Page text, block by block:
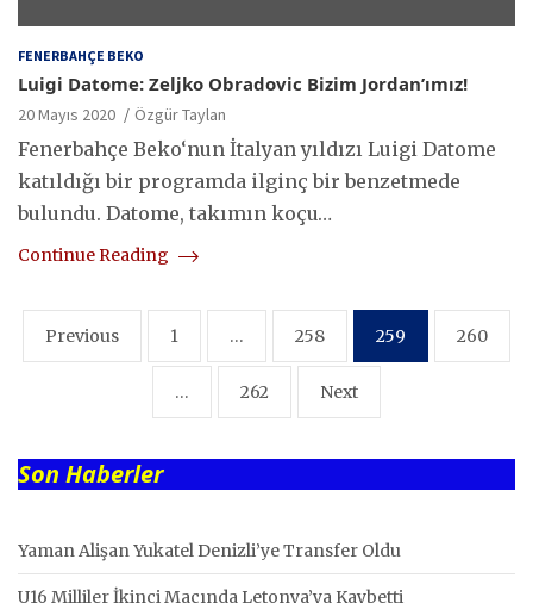
FENERBAHÇE BEKO
Luigi Datome: Zeljko Obradovic Bizim Jordan’ımız!
20 Mayıs 2020 Özgür Taylan
Fenerbahçe Beko‘nun İtalyan yıldızı Luigi Datome
katıldığı bir programda ilginç bir benzetmede
bulundu. Datome, takımın koçu…
Continue Reading
Yazı
sayfalaması
Previous 1 … 258 259 260
… 262 Next
Son Haberler
Yaman Alişan Yukatel Denizli’ye Transfer Oldu
U16 Milliler İkinci Maçında Letonya’ya Kaybetti